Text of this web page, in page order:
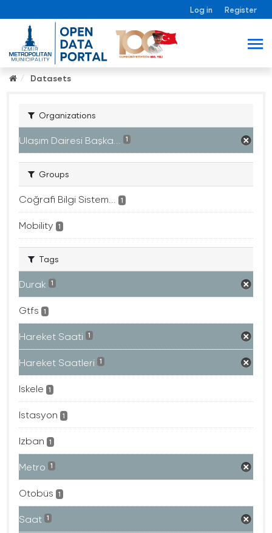
Log in Register
Datasets
Organizations
Ulaşım Dairesi Başka... 1
Groups
Coğrafi Bilgi Sistem... 1
Mobility 1
Tags
Durak 1
Gtfs 1
Hareket Saati 1
Hareket Saatleri 1
Iskele 1
Istasyon 1
Izban 1
Metro 1
Otobüs 1
Saat 1